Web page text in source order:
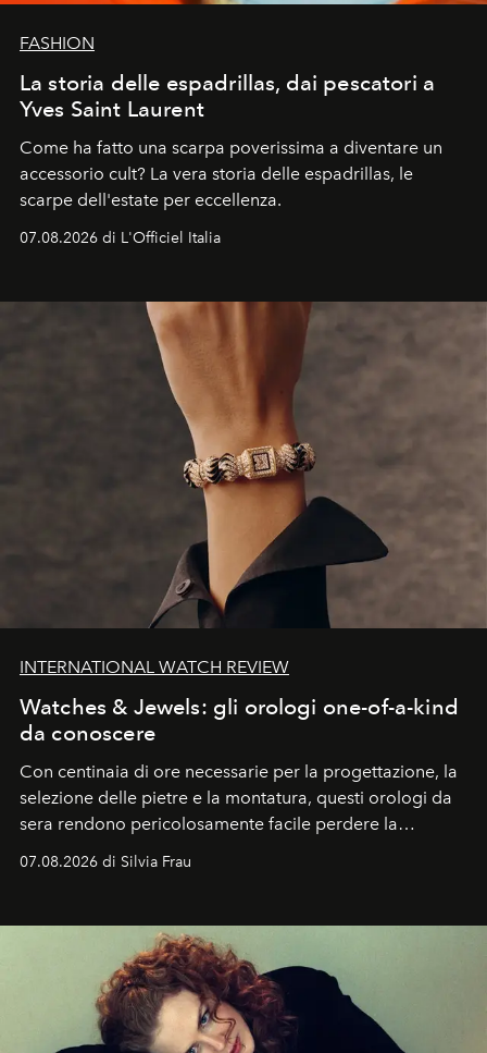
FASHION
La storia delle espadrillas, dai pescatori a
Yves Saint Laurent
Come ha fatto una scarpa poverissima a diventare un
accessorio cult? La vera storia delle espadrillas, le
scarpe dell'estate per eccellenza.
07.08.2026 di L'Officiel Italia
INTERNATIONAL WATCH REVIEW
Watches & Jewels: gli orologi one-of-a-kind
da conoscere
Con centinaia di ore necessarie per la progettazione, la
selezione delle pietre e la montatura, questi orologi da
sera rendono pericolosamente facile perdere la
07.08.2026 di Silvia Frau